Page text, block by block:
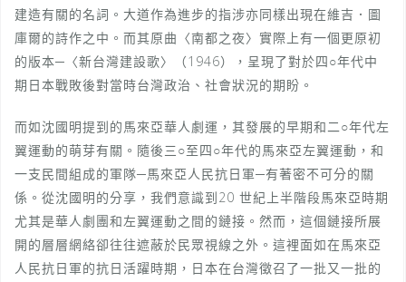
建造有關的名詞。大道作為進步的指涉亦同樣出現在維吉．圖
庫爾的詩作之中。而其原曲〈南都之夜〉實際上有一個更原初
的版本─〈新台灣建設歌〉（1946），呈現了對於四○年代中
期日本戰敗後對當時台灣政治、社會狀況的期盼。
而如沈國明提到的馬來亞華人劇運，其發展的早期和二○年代左
翼運動的萌芽有關。隨後三○至四○年代的馬來亞左翼運動，和
一支民間組成的軍隊─馬來亞人民抗日軍─有著密不可分的關
係。從沈國明的分享，我們意識到20 世紀上半階段馬來亞時期
尤其是華人劇團和左翼運動之間的鏈接。然而，這個鏈接所展
開的層層網絡卻往往遮蔽於民眾視線之外。這裡面如在馬來亞
人民抗日軍的抗日活躍時期，日本在台灣徵召了一批又一批的